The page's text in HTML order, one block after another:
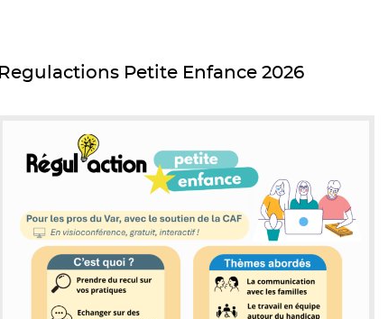
Regulactions Petite Enfance 2026